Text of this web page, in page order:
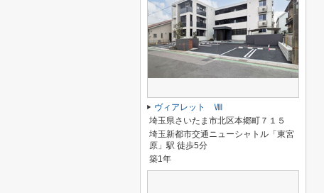
ヴィアレット Ⅷ
埼玉県さいたま市北区本郷町７１５
埼玉新都市交通ニューシャトル「東宮
原」駅 徒歩5分
築1年